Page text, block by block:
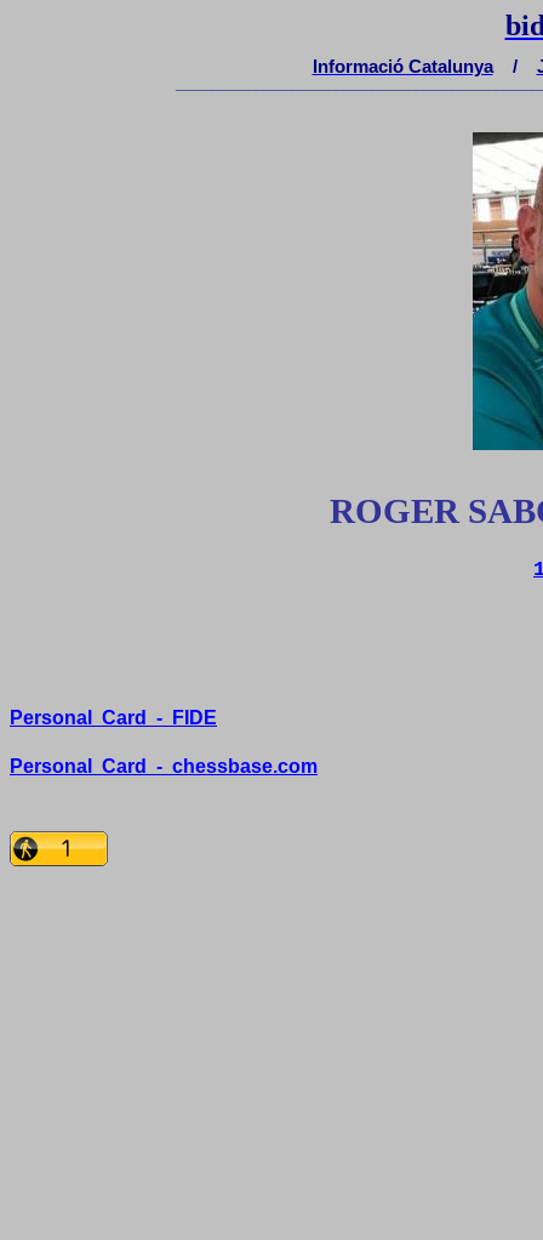
Informació Catalunya /
ROGER
Personal Card - FIDE
Personal Card - chessbase.com